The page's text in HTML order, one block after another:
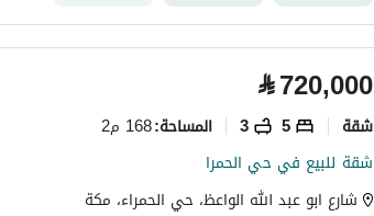
⃁720,000
شقة 5
3 المساحة:168 م2
شقة للبيع في حي الحمرا
شارع ابو عبد الله الواعظ، حي الحمراء، مكة